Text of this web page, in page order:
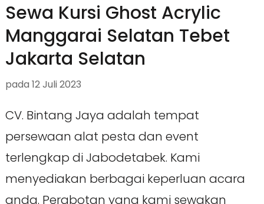
Sewa Kursi Ghost Acrylic
Manggarai Selatan Tebet
Jakarta Selatan
pada 12 Juli 2023
CV. Bintang Jaya adalah tempat
persewaan alat pesta dan event
terlengkap di Jabodetabek. Kami
menyediakan berbagai keperluan acara
anda. Perabotan yang kami sewakan